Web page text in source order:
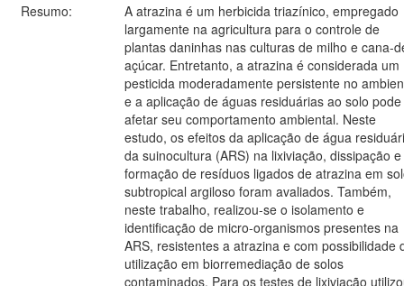
Resumo:
A atrazina é um herbicida triazínico, empregado
largamente na agricultura para o controle de
plantas daninhas nas culturas de milho e cana-
açúcar. Entretanto, a atrazina é considerada um
pesticida moderadamente persistente no
e a aplicação de águas residuárias ao solo pode
afetar seu comportamento ambiental. Neste
estudo, os efeitos da aplicação de água
da suinocultura (ARS) na lixiviação, dissipação e
formação de resíduos ligados de atrazina em
subtropical argiloso foram avaliados. Também,
neste trabalho, realizou-se o isolamento e
identificação de micro-organismos presentes na
ARS, resistentes a atrazina e com possibilidade
utilização em biorremediação de solos
contaminados. Para os testes de lixiviação